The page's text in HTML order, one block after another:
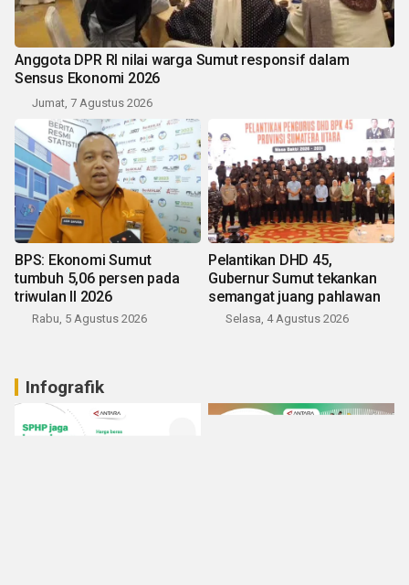
Anggota DPR RI nilai warga Sumut responsif dalam
Sensus Ekonomi 2026
Jumat, 7 Agustus 2026
BPS: Ekonomi Sumut
tumbuh 5,06 persen pada
triwulan II 2026
Rabu, 5 Agustus 2026
Pelantikan DHD 45,
Gubernur Sumut tekankan
semangat juang pahlawan
Selasa, 4 Agustus 2026
Infografik